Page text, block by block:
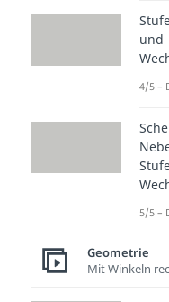
und
4/5 –
5/5 –
Geometrie
Mit Winkeln